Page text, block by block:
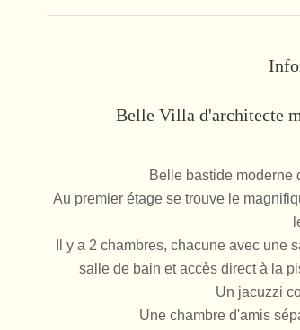
Belle Villa d'architecte
Belle bastide moderne
Au premier étage se trouve le
Il y a 2 chambres, chacune avec
salle de bain et accès direct à la
Un jacuzzi
Une chambre d'amis